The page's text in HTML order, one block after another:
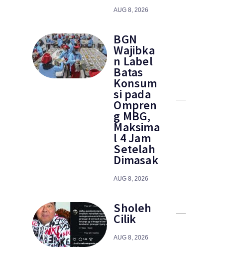
AUG 8, 2026
BGN
Wajibka
n Label
Batas
Konsum
si pada
Ompren
g MBG,
Maksima
l 4 Jam
Setelah
Dimasak
AUG 8, 2026
Sholeh
Cilik
AUG 8, 2026